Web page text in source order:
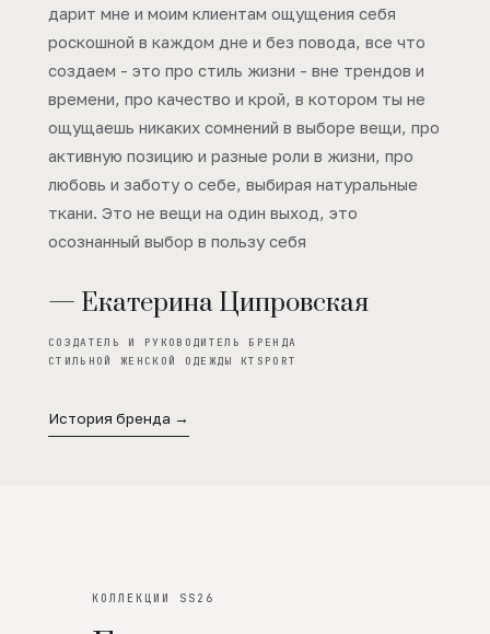
дарит мне и моим клиентам ощущения себя
роскошной в каждом дне и без повода, все что
создаем - это про стиль жизни - вне трендов и
времени, про качество и крой, в котором ты не
ощущаешь никаких сомнений в выборе вещи, про
активную позицию и разные роли в жизни, про
любовь и заботу о себе, выбирая натуральные
ткани. Это не вещи на один выход, это
осознанный выбор в пользу себя
— Екатерина Ципровская
СОЗДАТЕЛЬ И РУКОВОДИТЕЛЬ БРЕНДА
СТИЛЬНОЙ ЖЕНСКОЙ ОДЕЖДЫ KTSPORT
История бренда →
КОЛЛЕКЦИИ SS26